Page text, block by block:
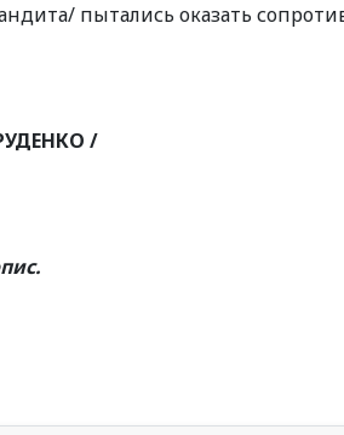
пытались оказать
/
РОКУ